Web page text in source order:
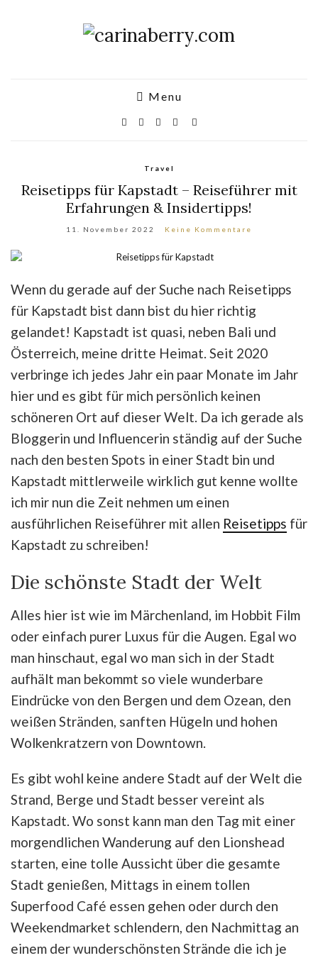
Menu
Travel
Reisetipps für Kapstadt – Reiseführer mit
Erfahrungen & Insidertipps!
11. November 2022 Keine Kommentare
Wenn du gerade auf der Suche nach Reisetipps
für Kapstadt bist dann bist du hier richtig
gelandet! Kapstadt ist quasi, neben Bali und
Österreich, meine dritte Heimat. Seit 2020
verbringe ich jedes Jahr ein paar Monate im Jahr
hier und es gibt für mich persönlich keinen
schöneren Ort auf dieser Welt. Da ich gerade als
Bloggerin und Influencerin ständig auf der Suche
nach den besten Spots in einer Stadt bin und
Kapstadt mittlerweile wirklich gut kenne wollte
ich mir nun die Zeit nehmen um einen
ausführlichen Reiseführer mit allen Reisetipps für
Kapstadt zu schreiben!
Die schönste Stadt der Welt
Alles hier ist wie im Märchenland, im Hobbit Film
oder einfach purer Luxus für die Augen. Egal wo
man hinschaut, egal wo man sich in der Stadt
aufhält man bekommt so viele wunderbare
Eindrücke von den Bergen und dem Ozean, den
weißen Stränden, sanften Hügeln und hohen
Wolkenkratzern von Downtown.
Es gibt wohl keine andere Stadt auf der Welt die
Strand, Berge und Stadt besser vereint als
Kapstadt. Wo sonst kann man den Tag mit einer
morgendlichen Wanderung auf den Lionshead
starten, eine tolle Aussicht über die gesamte
Stadt genießen, Mittags in einem tollen
Superfood Café essen gehen oder durch den
Weekendmarket schlendern, den Nachmittag an
einem der wunderschönsten Strände die ich je